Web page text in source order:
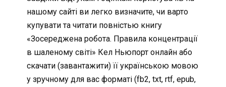
нашому сайті ви легко визначите, чи варто
купувати та читати повністью книгу
«Зосереджена робота. Правила концентрації
в шаленому світі» Кел Ньюпорт онлайн або
скачати (завантажити) її українською мовою
у зручному для вас форматі (fb2, txt, rtf, epub,